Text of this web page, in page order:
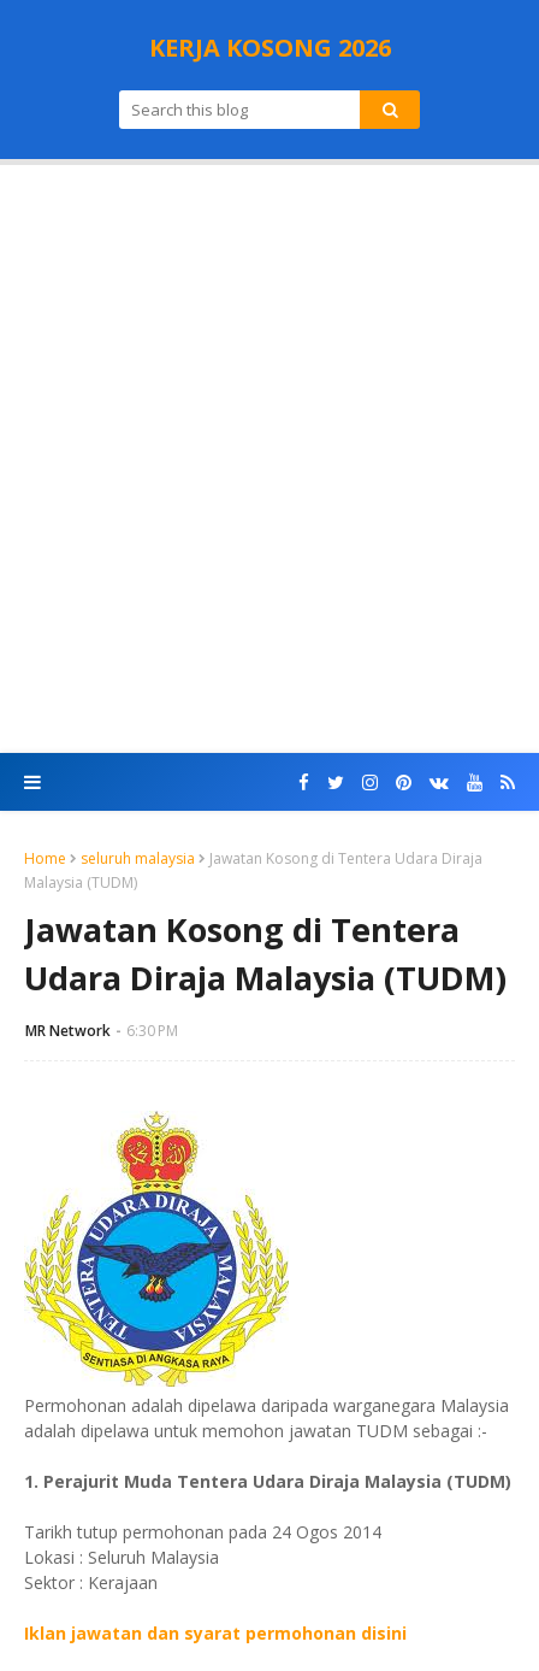
KERJA KOSONG 2026
Home seluruh malaysia
Jawatan Kosong di Tentera Udara Diraja
Malaysia (TUDM)
Jawatan Kosong di Tentera
Udara Diraja Malaysia (TUDM)
MR Network 6:30 PM
Permohonan adalah dipelawa daripada warganegara Malaysia
adalah dipelawa untuk memohon jawatan TUDM sebagai :-
1. Perajurit Muda Tentera Udara Diraja Malaysia (TUDM)
Tarikh tutup permohonan pada 24 Ogos 2014
Lokasi : Seluruh Malaysia
Sektor : Kerajaan
Iklan jawatan dan syarat permohonan disini